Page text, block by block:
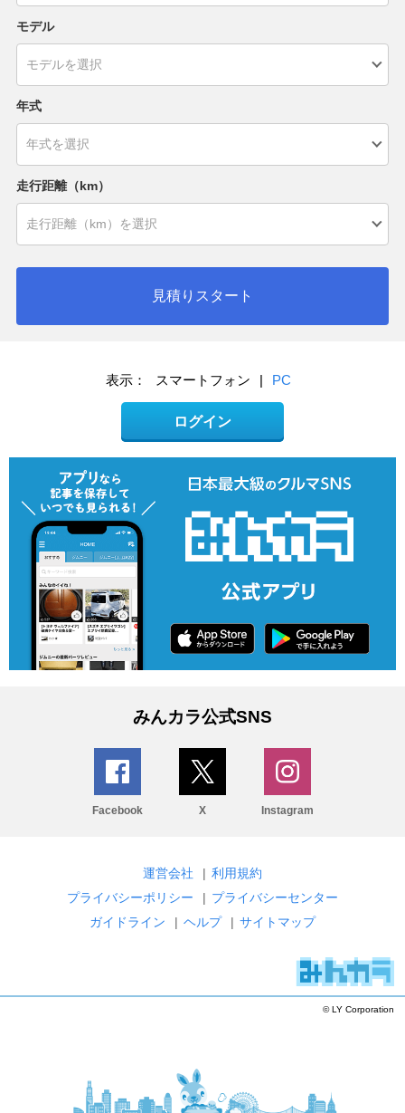
モデル
年式
走行距離（km）
見積りスタート
表示： スマートフォン | PC
ログイン
みんカラ公式SNS
Facebook X Instagram
運営会社 | 利用規約
プライバシーポリシー
| プライバシーセンター
ガイドライン
| ヘルプ | サイトマップ
© LY Corporation